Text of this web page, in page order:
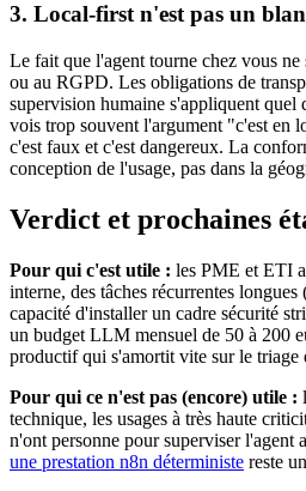
3. Local-first n'est pas un
Le fait que l'agent tourne chez vous
ou au RGPD. Les obligations de
supervision humaine s'appliquent quel
vois trop souvent l'argument "c'est en
c'est faux et c'est dangereux. La
conception de l'usage, pas dans la
Verdict et prochaines
Pour qui c'est utile : les PME et ETI
interne, des tâches récurrentes
capacité d'installer un cadre sécurité
un budget LLM mensuel de 50 à 200
productif qui s'amortit vite sur le triage
Pour qui ce n'est pas (encore) utile :
technique, les usages à très haute
n'ont personne pour superviser l'agent
une prestation n8n déterministe reste